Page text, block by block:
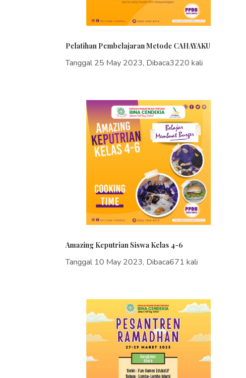
Pelatihan Pembelajaran Metode CAHAYAKU
Tanggal 25 May 2023, Dibaca3220 kali
Amazing Keputrian Siswa Kelas 4-6
Tanggal 10 May 2023, Dibaca671 kali